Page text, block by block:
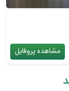
مشاهده پروفایل